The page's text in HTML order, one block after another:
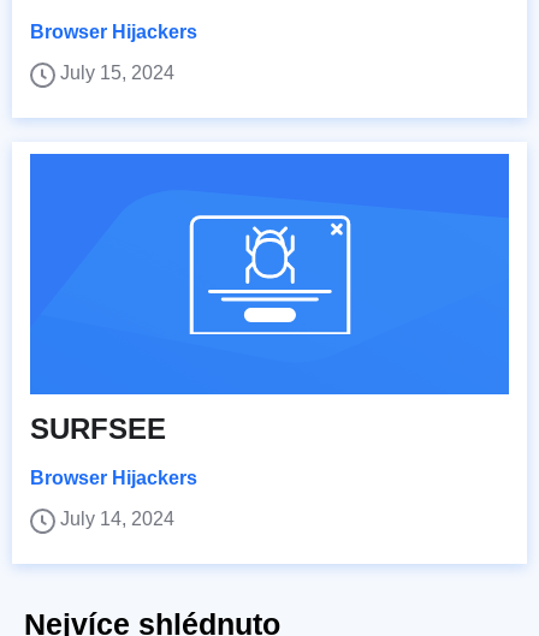
Browser Hijackers
July 15, 2024
SURFSEE
Browser Hijackers
July 14, 2024
Nejvíce shlédnuto